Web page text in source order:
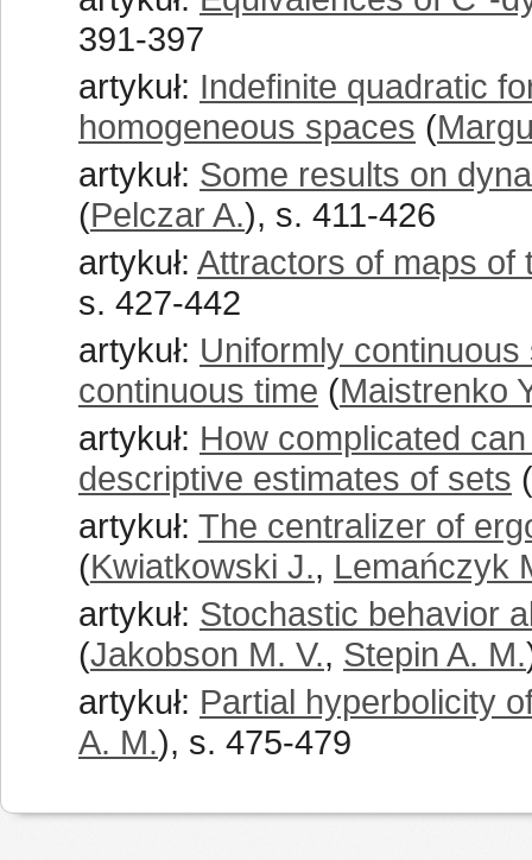
391-397
artykuł: Indefinite quadratic
homogeneous spaces (
artykuł: Some results on
(Pelczar A.), s. 411-426
artykuł: Attractors of maps of
s. 427-442
artykuł: Uniformly
continuous time (Maistrenko
artykuł: How complicated
descriptive estimates of sets (
artykuł: The centralizer of
(Kwiatkowski J., Lemańczyk
artykuł: Stochastic behavior
(Jakobson M. V., Stepin A. M.
artykuł: Partial hyperbolicity
A. M.), s. 475-479